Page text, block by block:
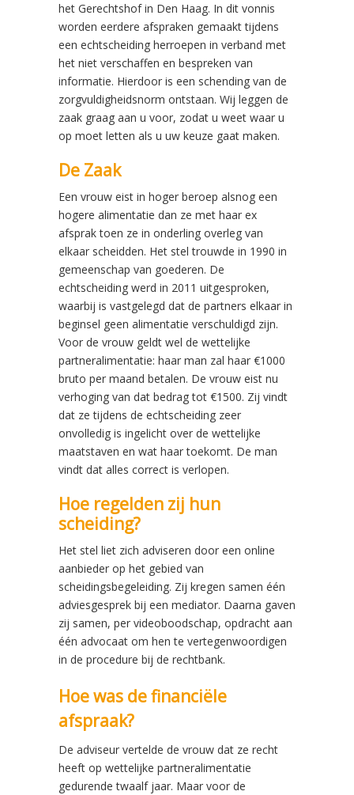
het Gerechtshof in Den Haag. In dit vonnis
worden eerdere afspraken gemaakt tijdens
een echtscheiding herroepen in verband met
het niet verschaffen en bespreken van
informatie. Hierdoor is een schending van de
zorgvuldigheidsnorm ontstaan. Wij leggen de
zaak graag aan u voor, zodat u weet waar u
op moet letten als u uw keuze gaat maken.
De Zaak
Een vrouw eist in hoger beroep alsnog een
hogere alimentatie dan ze met haar ex
afsprak toen ze in onderling overleg van
elkaar scheidden. Het stel trouwde in 1990 in
gemeenschap van goederen. De
echtscheiding werd in 2011 uitgesproken,
waarbij is vastgelegd dat de partners elkaar in
beginsel geen alimentatie verschuldigd zijn.
Voor de vrouw geldt wel de wettelijke
partneralimentatie: haar man zal haar €1000
bruto per maand betalen. De vrouw eist nu
verhoging van dat bedrag tot €1500. Zij vindt
dat ze tijdens de echtscheiding zeer
onvolledig is ingelicht over de wettelijke
maatstaven en wat haar toekomt. De man
vindt dat alles correct is verlopen.
Hoe regelden zij hun
scheiding?
Het stel liet zich adviseren door een online
aanbieder op het gebied van
scheidingsbegeleiding. Zij kregen samen één
adviesgesprek bij een mediator. Daarna gaven
zij samen, per videoboodschap, opdracht aan
één advocaat om hen te vertegenwoordigen
in de procedure bij de rechtbank.
Hoe was de financiële
afspraak?
De adviseur vertelde de vrouw dat ze recht
heeft op wettelijke partneralimentatie
gedurende twaalf jaar. Maar voor de